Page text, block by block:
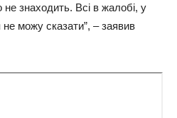
не знаходить. Всі в жалобі, у
можу сказати”, – заявив